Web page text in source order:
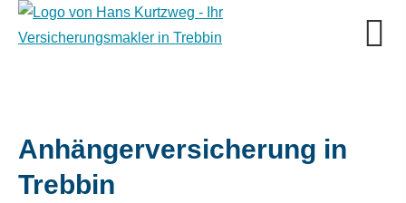
Anhängerversicherung in
Trebbin